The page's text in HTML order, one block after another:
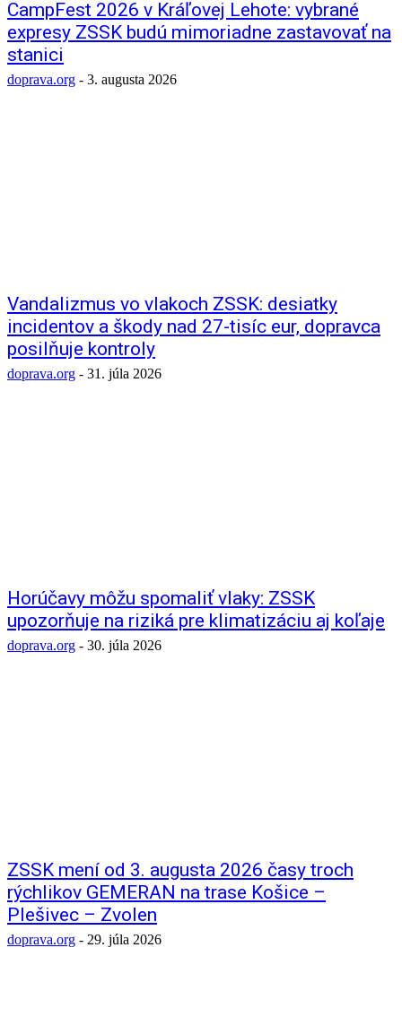
CampFest 2026 v Kráľovej Lehote: vybrané
expresy ZSSK budú mimoriadne zastavovať na
stanici
doprava.org - 3. augusta 2026
Vandalizmus vo vlakoch ZSSK: desiatky
incidentov a škody nad 27-tisíc eur, dopravca
posilňuje kontroly
doprava.org - 31. júla 2026
Horúčavy môžu spomaliť vlaky: ZSSK
upozorňuje na riziká pre klimatizáciu aj koľaje
doprava.org - 30. júla 2026
ZSSK mení od 3. augusta 2026 časy troch
rýchlikov GEMERAN na trase Košice –
Plešivec – Zvolen
doprava.org - 29. júla 2026